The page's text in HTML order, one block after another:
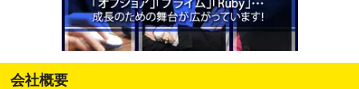
会社概要